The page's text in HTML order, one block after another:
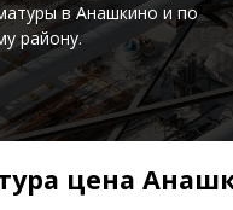
в Анашкино и по
району.
цена